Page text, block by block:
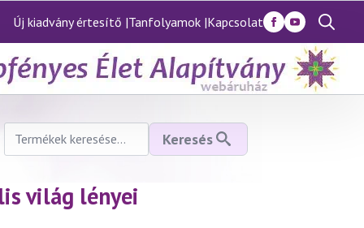
Új kiadvány értesítő |Tanfolyamok |Kapcsolat
Search
for:
Keresés
következőre:
Keresés
világ lényei